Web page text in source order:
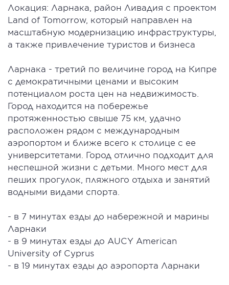
Локация: Ларнака, район Ливадия с проектом
Land of Tomorrow, который направлен на
масштабную модернизацию инфраструктуры,
а также привлечение туристов и бизнеса
Ларнака - третий по величине город на Кипре
с демократичными ценами и высоким
потенциалом роста цен на недвижимость​.
Город находится на побережье
протяженностью свыше 75 км, удачно
расположен рядом с международным
аэропортом и ближе всего к столице с ее
университетами. Город отлично подходит для
неспешной жизни с детьми. Много мест для
пеших прогулок, пляжного отдыха и занятий
водными видами спорта. ​
- в 7 минутах езды до набережной и марины
Ларнаки
- в 9 минутах езды до AUCY American
University of Cyprus
- в 19 минутах езды до аэропорта Ларнаки